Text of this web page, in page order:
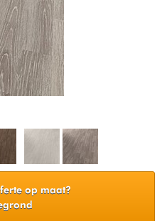
op maat?